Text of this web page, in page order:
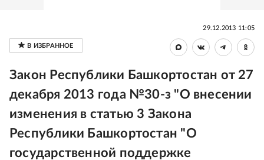
29.12.2013 11:05
Закон Республики Башкортостан от 27
декабря 2013 года №30-з "О внесении
изменения в статью 3 Закона
Республики Башкортостан "О
государственной поддержке